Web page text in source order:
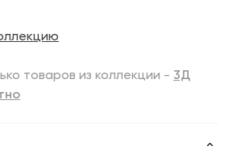
товаров из коллекции - 3Д